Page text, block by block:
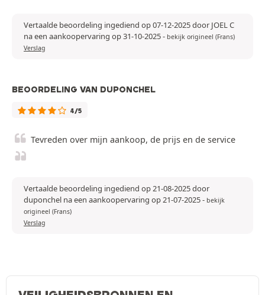
Vertaalde beoordeling ingediend op 07-12-2025 door JOEL C
na een aankoopervaring op 31-10-2025- bekijk origineel (Frans)
Verslag
BEOORDELING VAN DUPONCHEL
4/5
Tevreden over mijn aankoop, de prijs en de service
Vertaalde beoordeling ingediend op 21-08-2025 door
duponchel na een aankoopervaring op 21-07-2025- bekijk
origineel (Frans)
Verslag